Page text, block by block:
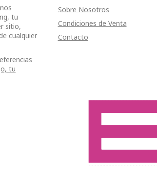
tu
sitio,
cualquier
tu
Sobre Nosotros
Condiciones de Venta
Contacto